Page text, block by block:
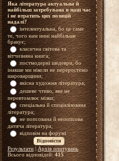
Яка література актуальна й
найбільш затребувана в наш час
і не втратить цих позицій
надалі?
інтелектуальна, бо це саме
те, чого нам нині найбільше
бракує;
класична світова та
вітчизняна книга;
постмодерні шедеври, бо
інакше ми ніколи не переростемо
шароварщини;
якісна художня література;
дешеве чтиво, яке не
перевтомлює мізки;
спеціальна й спеціалізована
література;
не попсована й непопсова
дитяча література;
відповім на форумі
Результати|Архів опитувань
Всього відповідей:415